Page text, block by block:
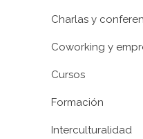
Charlas y
Coworking y
Cursos
Formación
Interculturalidad